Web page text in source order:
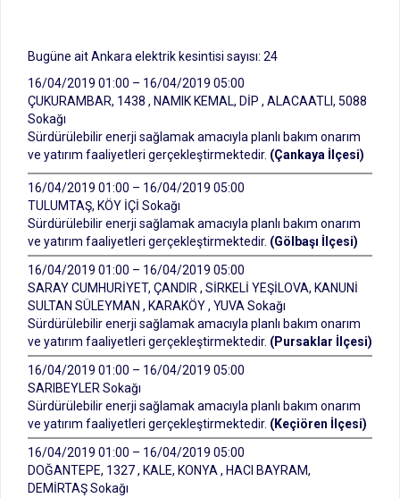
Bugüne ait Ankara elektrik kesintisi sayısı: 24
16/04/2019 01:00 – 16/04/2019 05:00
ÇUKURAMBAR, 1438 , NAMIK KEMAL, DİP , ALACAATLI, 5088
Sokağı
Sürdürülebilir enerji sağlamak amacıyla planlı bakım onarım
ve yatırım faaliyetleri gerçekleştirmektedir. (Çankaya İlçesi)
16/04/2019 01:00 – 16/04/2019 05:00
TULUMTAŞ, KÖY İÇİ Sokağı
Sürdürülebilir enerji sağlamak amacıyla planlı bakım onarım
ve yatırım faaliyetleri gerçekleştirmektedir. (Gölbaşı İlçesi)
16/04/2019 01:00 – 16/04/2019 05:00
SARAY CUMHURİYET, ÇANDIR , SİRKELİ YEŞİLOVA, KANUNİ
SULTAN SÜLEYMAN , KARAKÖY , YUVA Sokağı
Sürdürülebilir enerji sağlamak amacıyla planlı bakım onarım
ve yatırım faaliyetleri gerçekleştirmektedir. (Pursaklar İlçesi)
16/04/2019 01:00 – 16/04/2019 05:00
SARIBEYLER Sokağı
Sürdürülebilir enerji sağlamak amacıyla planlı bakım onarım
ve yatırım faaliyetleri gerçekleştirmektedir. (Keçiören İlçesi)
16/04/2019 01:00 – 16/04/2019 05:00
DOĞANTEPE, 1327 , KALE, KONYA , HACI BAYRAM,
DEMİRTAŞ Sokağı